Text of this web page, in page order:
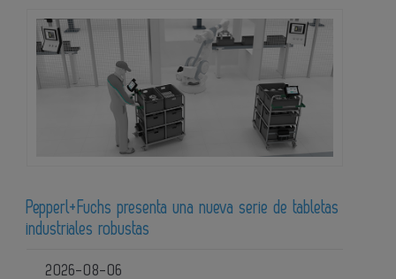
Pepperl+Fuchs presenta una nueva serie de tabletas
industriales robustas
2026-08-06